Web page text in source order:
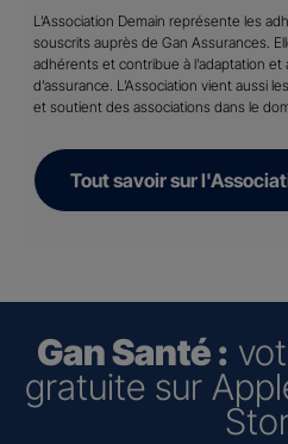
L’Association Demain représente les
souscrits auprès de Gan Assurances.
adhérents et contribue à l’adaptation et
d’assurance. L’Association vient aussi
et soutient des associations dans le
Tout savoir sur
Gan Santé :
gratuite sur